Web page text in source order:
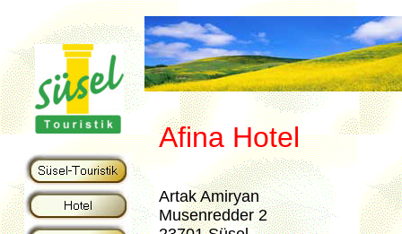
Afina Hotel
Artak Amiryan
Musenredder 2